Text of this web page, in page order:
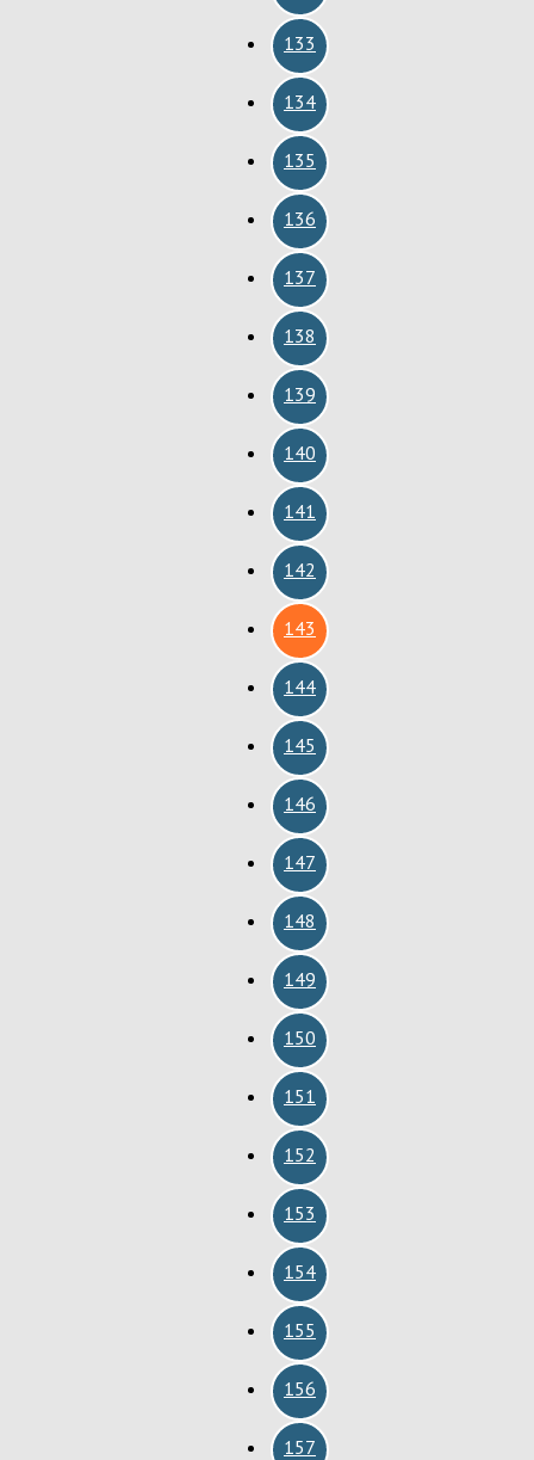
133
134
135
136
137
138
139
140
141
142
143
144
145
146
147
148
149
150
151
152
153
154
155
156
157